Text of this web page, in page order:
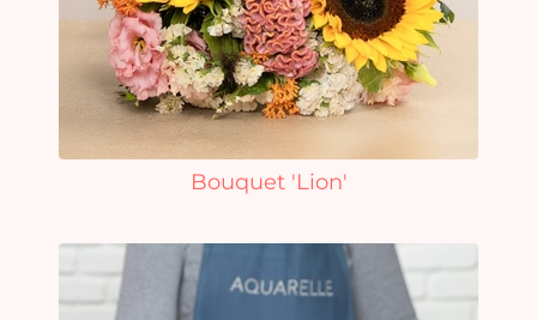
Bouquet 'Lion'